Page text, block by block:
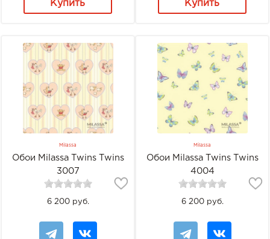
Купить Купить
Milassa
Обои Milassa Twins Twins
3007
6 200 руб.
Milassa
Обои Milassa Twins Twins
4004
6 200 руб.